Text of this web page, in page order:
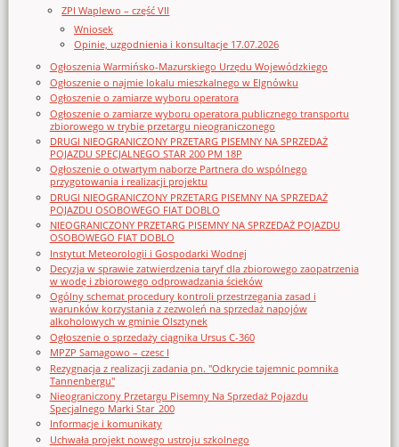
ZPI Waplewo – część VII
Wniosek
Opinie, uzgodnienia i konsultacje 17.07.2026
Ogłoszenia Warmińsko-Mazurskiego Urzędu Wojewódzkiego
Ogłoszenie o najmie lokalu mieszkalnego w Elgnówku
Ogłoszenie o zamiarze wyboru operatora
Ogłoszenie o zamiarze wyboru operatora publicznego transportu
zbiorowego w trybie przetargu nieograniczonego
DRUGI NIEOGRANICZONY PRZETARG PISEMNY NA SPRZEDAŻ
POJAZDU SPECJALNEGO STAR 200 PM 18P
Ogłoszenie o otwartym naborze Partnera do wspólnego
przygotowania i realizacji projektu
DRUGI NIEOGRANICZONY PRZETARG PISEMNY NA SPRZEDAŻ
POJAZDU OSOBOWEGO FIAT DOBLO
NIEOGRANICZONY PRZETARG PISEMNY NA SPRZEDAŻ POJAZDU
OSOBOWEGO FIAT DOBLO
Instytut Meteorologii i Gospodarki Wodnej
Decyzja w sprawie zatwierdzenia taryf dla zbiorowego zaopatrzenia
w wodę i zbiorowego odprowadzania ścieków
Ogólny schemat procedury kontroli przestrzegania zasad i
warunków korzystania z zezwoleń na sprzedaż napojów
alkoholowych w gminie Olsztynek
Ogłoszenie o sprzedaży ciągnika Ursus C-360
MPZP Samagowo – czesc I
Rezygnacja z realizacji zadania pn. "Odkrycie tajemnic pomnika
Tannenbergu"
Nieograniczony Przetargu Pisemny Na Sprzedaż Pojazdu
Specjalnego Marki Star_200
Informacje i komunikaty
Uchwała projekt nowego ustroju szkolnego